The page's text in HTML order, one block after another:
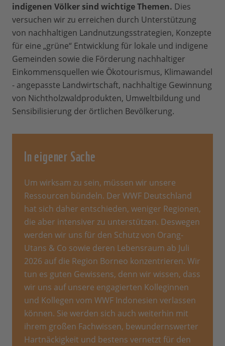
indigenen Völker sind wichtige Themen. Dies
versuchen wir zu erreichen durch Unterstützung
von nachhaltigen Landnutzungsstrategien, Konzepte
für eine „grüne“ Entwicklung für lokale und indigene
Gemeinden sowie die Förderung nachhaltiger
Einkommensquellen wie Ökotourismus, Klimawandel
- angepasste Landwirtschaft, nachhaltige Gewinnung
von Nichtholzwaldprodukten, Umweltbildung und
Sensibilisierung der örtlichen Bevölkerung.
In eigener Sache
Um wirksam zu sein, müssen wir unsere
Ressourcen bündeln. Der WWF Deutschland
hat sich daher entschieden, weniger Regionen,
die aber intensiver zu unterstützen. Deswegen
werden wir uns für den Schutz von Orang-
Utans & Co sowie deren Lebensraum ab Juli
2026 auf die Region Borneo konzentrieren. Wir
tun es guten Gewissens, denn wir wissen, dass
wir uns auf unsere engagierten Kolleginnen
und Kollegen vom WWF Indonesien verlassen
können. Sie werden sich auch weiterhin mit
ihrem großen Fachwissen, bewundernswerter
Hartnäckigkeit und bestens vernetzt für den